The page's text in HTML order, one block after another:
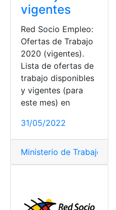
Oferta de empleo,Proceso
vigentes
Red Socio Empleo:
Ofertas de Trabajo
2020 (vigentes).
Lista de ofertas de
trabajo disponibles
y vigentes (para
este mes) en
31/05/2022
Ministerio de Trabajo